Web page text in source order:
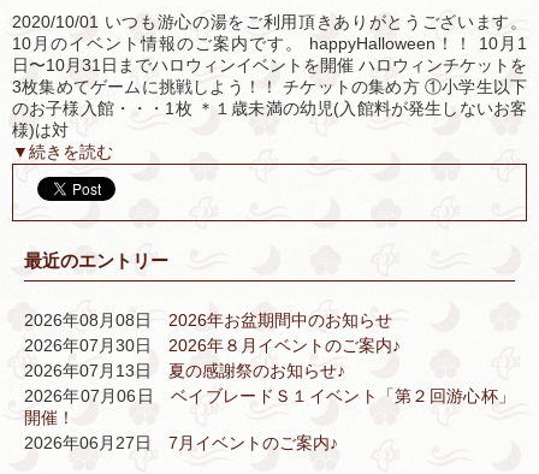
2020/10/01 いつも游心の湯をご利用頂きありがとうございます。
10月のイベント情報のご案内です。 happyHalloween！！ 10月1
日〜10月31日までハロウィンイベントを開催 ハロウィンチケットを
3枚集めてゲームに挑戦しよう！！ チケットの集め方 ①小学生以下
のお子様入館・・・1枚 ＊１歳未満の幼児(入館料が発生しないお客
様)は対
▼続きを読む
最近のエントリー
2026年08月08日 2026年お盆期間中のお知らせ
2026年07月30日 2026年８月イベントのご案内♪
2026年07月13日 夏の感謝祭のお知らせ♪
2026年07月06日ベイブレードＳ１イベント「第２回游心杯」
開催！
2026年06月27日 7月イベントのご案内♪